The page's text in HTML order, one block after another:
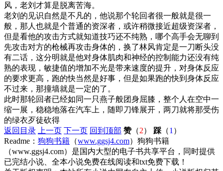
风，老刘才算是脱离苦海。
老刘的见识自然是不凡的，他说那个轮回者很一般就是很一
般，那人也就是个普通的资深者，或许稍微接近超级资深者，
但是看他的攻击方式就知道技巧还不纯熟，哪个高手会无聊到
先攻击对方的枪械再攻击身体的，换了林风肯定是一刀断头没
有二话，这分明就是他对身体肌肉和神经的控制能力还没有纯
熟的表现，敏捷值的增加不光是带来速度的提升，对身体反应
的要求更高，跑的快当然是好事，但是如果跑的快到身体反应
不过来，那撞墙就是一定的了。
此时那轮回者已经如同一只燕子般团身屈膝，整个人在空中一
缩一展，稳稳地落在汽车上，随即刀锋展开，两刀就将那受伤
的绿衣歹徒砍得
返回目录
上一页 下一页 回到顶部 赞（2） 踩 （1 ）
Readme： 狗狗书籍 （www.ggsj4.com）狗狗书籍
（www.ggsj4.com）是国内大型的电子书共享平台，同时提供
已完结小说、全本小说免费在线阅读和txt免费下载！